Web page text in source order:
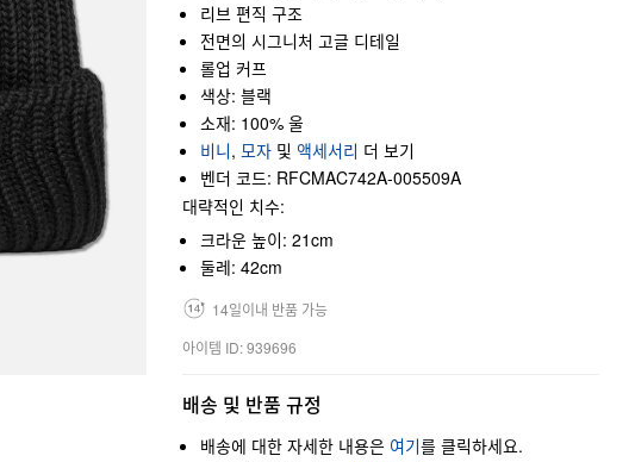
리브 편직 구조
전면의 시그니처 고글 디테일
롤업 커프
색상: 블랙
소재: 100% 울
비니, 모자 및 액세서리 더 보기
벤더 코드: RFCMAC742A-005509A
대략적인 치수:
크라운 높이: 21cm
둘레: 42cm
14일이내 반품 가능
아이템 ID: 939696
배송 및 반품 규정
배송에 대한 자세한 내용은 여기를 클릭하세요.